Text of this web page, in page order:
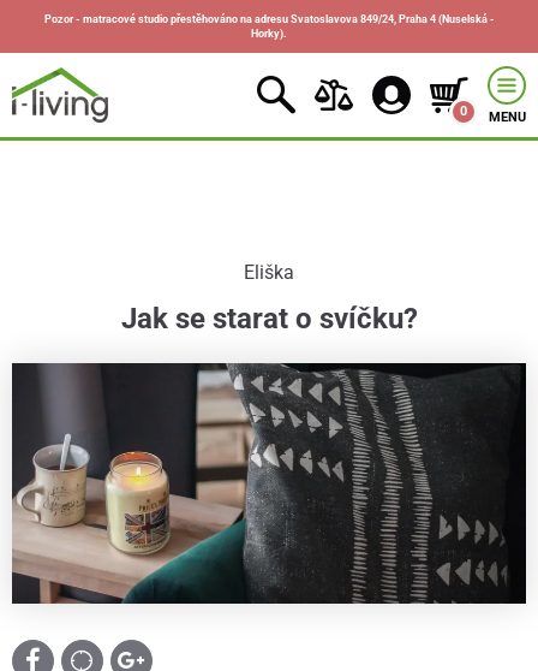
Pozor - matracové studio přestěhováno na adresu Svatoslavova 849/24, Praha 4 (Nuselská -
Horky).
0 MENU
Eliška
Jak se starat o svíčku?